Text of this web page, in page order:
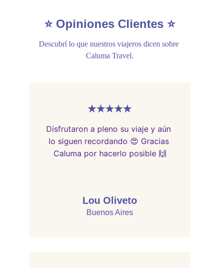
⭐ Opiniones Clientes ⭐
Descubrí lo que nuestros viajeros dicen sobre
Caluma Travel.
Disfrutaron a pleno su viaje y aún
lo siguen recordando 😍 Gracias
Caluma por hacerlo posible 🙌
Lou Oliveto
Buenos Aires
★★★★★